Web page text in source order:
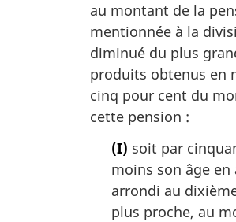
au montant de la
mentionnée à la
diminué du plus
produits obtenus en
cinq pour cent du
cette pension :
(I) soit par
moins son âge en
arrondi au
plus proche, au